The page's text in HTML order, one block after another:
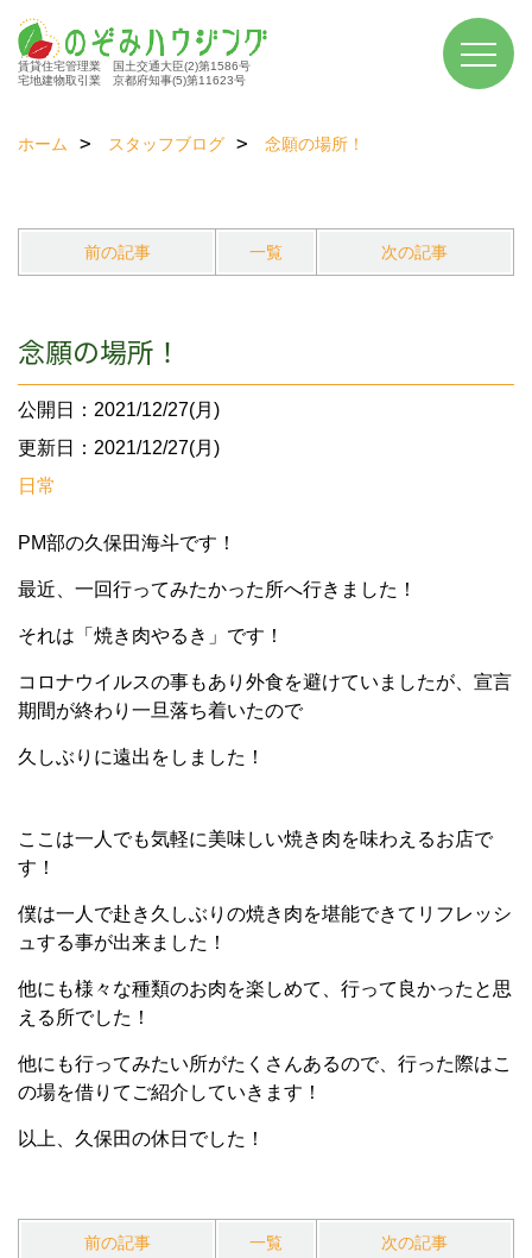
賃貸住宅管理業 国土交通大臣(2)第1586号
宅地建物取引業 京都府知事(5)第11623号
ホーム スタッフブログ 念願の場所！
前の記事 一覧 次の記事
念願の場所！
公開日：2021/12/27(月)
更新日：2021/12/27(月)
日常
PM部の久保田海斗です！
最近、一回行ってみたかった所へ行きました！
それは「焼き肉やるき」です！
コロナウイルスの事もあり外食を避けていましたが、宣言
期間が終わり一旦落ち着いたので
久しぶりに遠出をしました！
ここは一人でも気軽に美味しい焼き肉を味わえるお店で
す！
僕は一人で赴き久しぶりの焼き肉を堪能できてリフレッシ
ュする事が出来ました！
他にも様々な種類のお肉を楽しめて、行って良かったと思
える所でした！
他にも行ってみたい所がたくさんあるので、行った際はこ
の場を借りてご紹介していきます！
以上、久保田の休日でした！
前の記事 一覧 次の記事